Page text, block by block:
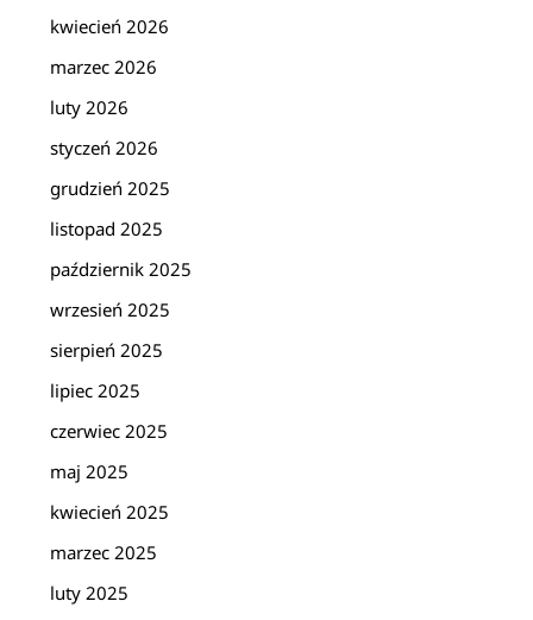
kwiecień 2026
marzec 2026
luty 2026
styczeń 2026
grudzień 2025
listopad 2025
październik 2025
wrzesień 2025
sierpień 2025
lipiec 2025
czerwiec 2025
maj 2025
kwiecień 2025
marzec 2025
luty 2025